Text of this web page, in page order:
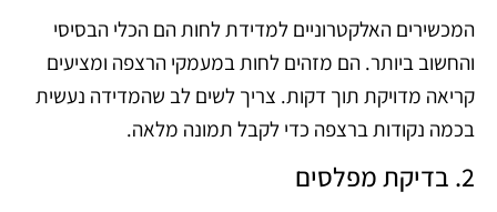
המכשירים האלקטרוניים למדידת לחות הם הכלי הבסיסי
והחשוב ביותר. הם מזהים לחות במעמקי הרצפה ומציעים
קריאה מדויקת תוך דקות. צריך לשים לב שהמדידה נעשית
בכמה נקודות ברצפה כדי לקבל תמונה מלאה.
2. בדיקת מפלסים